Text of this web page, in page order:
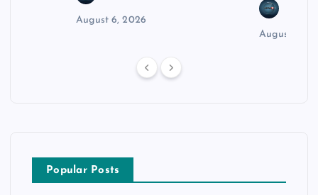
August 6, 2026
August 6,
Popular Posts